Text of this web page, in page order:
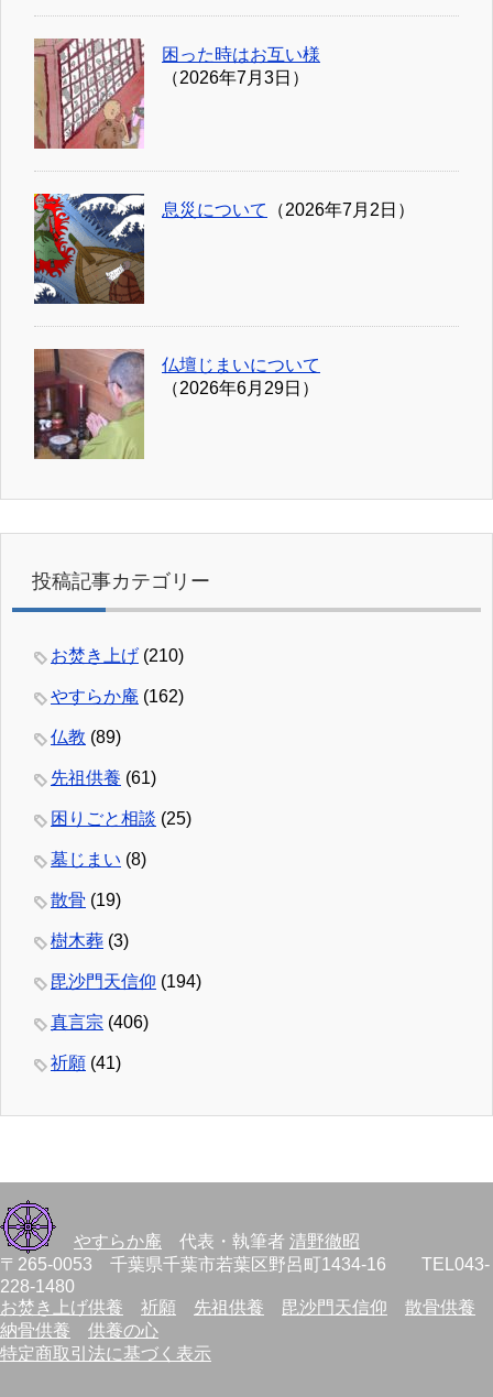
困った時はお互い様
（2026年7月3日）
息災について （2026年7月2日）
仏壇じまいについて
（2026年6月29日）
投稿記事カテゴリー
お焚き上げ (210)
やすらか庵 (162)
仏教 (89)
先祖供養 (61)
困りごと相談 (25)
墓じまい (8)
散骨 (19)
樹木葬 (3)
毘沙門天信仰 (194)
真言宗 (406)
祈願 (41)
やすらか庵 代表・執筆者 清野徹昭
〒265-0053 千葉県千葉市若葉区野呂町1434-16 TEL043-
228-1480
お焚き上げ供養
祈願 先祖供養 毘沙門天信仰
散骨供養
納骨供養
供養の心
特定商取引法に基づく表示